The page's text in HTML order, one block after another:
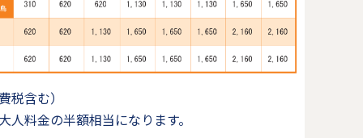
税含む）
人料金の半額相当になります。